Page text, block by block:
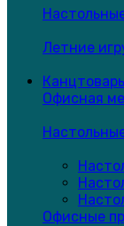
Летние
Офисная
Офисные